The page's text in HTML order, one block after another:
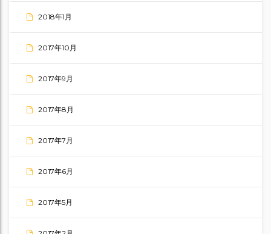
2018年1月
2017年10月
2017年9月
2017年8月
2017年7月
2017年6月
2017年5月